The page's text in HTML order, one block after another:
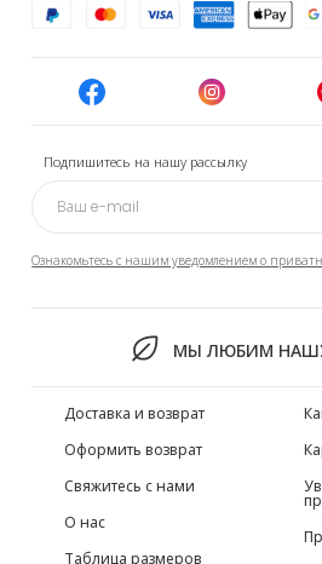
Подпишитесь на нашу рассылку
Ознакомьтесь с нашим уведомлением о
МЫ ЛЮБИМ
Доставка и возврат
Оформить возврат
Свяжитесь с нами
О нас
Таблица размеров